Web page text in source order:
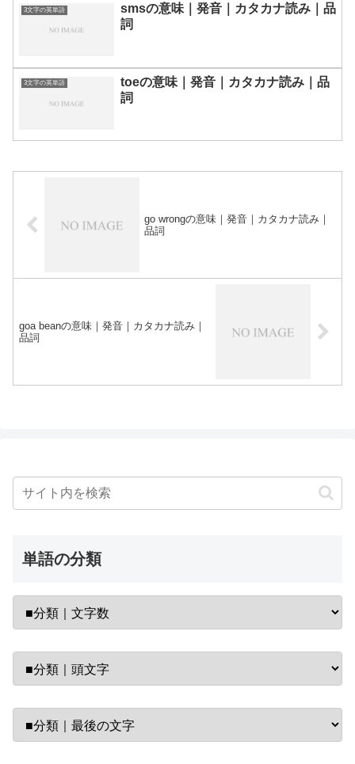
3文字の英単語
smsの意味｜発音｜カタカナ読み｜品
詞
3文字の英単語
toeの意味｜発音｜カタカナ読み｜品
詞
go wrongの意味｜発音｜カタカナ読み｜
品詞
goa beanの意味｜発音｜カタカナ読み｜
品詞
単語の分類